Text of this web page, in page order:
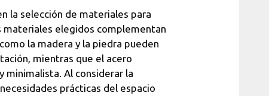
la selección de materiales para
elegidos complementan
la madera y la piedra pueden
mientras que el acero
minimalista. Al considerar la
prácticas del espacio